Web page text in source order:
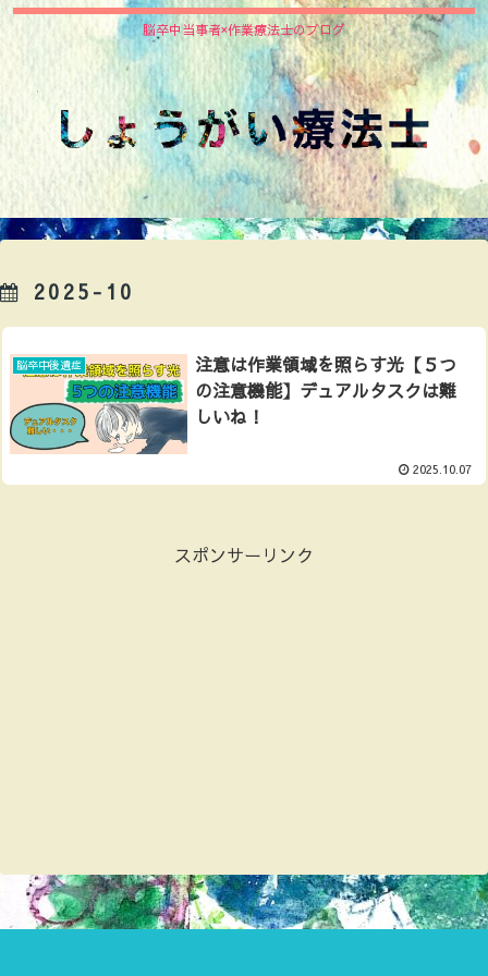
脳卒中当事者×作業療法士のブログ
2025-10
脳卒中後遺症
注意は作業領域を照らす光【５つ
の注意機能】デュアルタスクは難
しいね！
2025.10.07
スポンサーリンク